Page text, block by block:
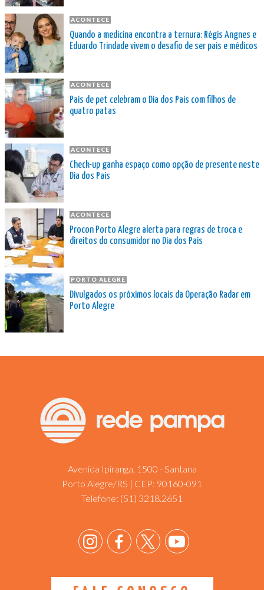
ACONTECE
Quando a medicina encontra a ternura: Régis Angnes e
Eduardo Trindade vivem o desafio de ser pais e médicos
ACONTECE
Pais de pet celebram o Dia dos Pais com filhos de
quatro patas
ACONTECE
Check-up ganha espaço como opção de presente neste
Dia dos Pais
ACONTECE
Procon Porto Alegre alerta para regras de troca e
direitos do consumidor no Dia dos Pais
PORTO ALEGRE
Divulgados os próximos locais da Operação Radar em
Porto Alegre
Avenida Ipiranga, 1500 - Santana
Porto Alegre/RS | CEP: 90160-091
Telefone: (51) 3218.2651